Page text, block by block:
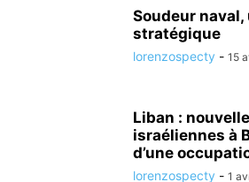
Soudeur
stratégique
lorenzospecty - 15
Liban :
israéliennes à
d’une
lorenzospecty - 1